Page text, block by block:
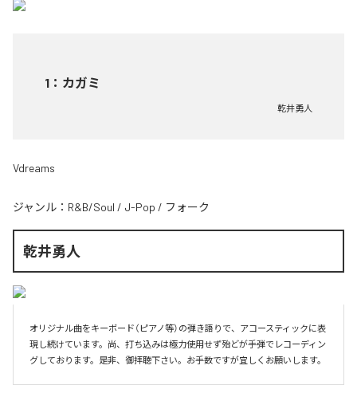
1 ： カガミ
乾井勇人
Vdreams
ジャンル： R&B/Soul / J-Pop / フォーク
乾井勇人
オリジナル曲をキーボード（ピアノ等）の弾き語りで、アコースティックに表
現し続けています。尚、打ち込みは極力使用せず殆どが手弾でレコーディン
グしております。是非、御拝聴下さい。お手数ですが宜しくお願いします。